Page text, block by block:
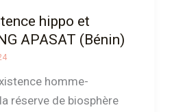
hippo et
APASAT (Bénin)
homme-
réserve de biosphère